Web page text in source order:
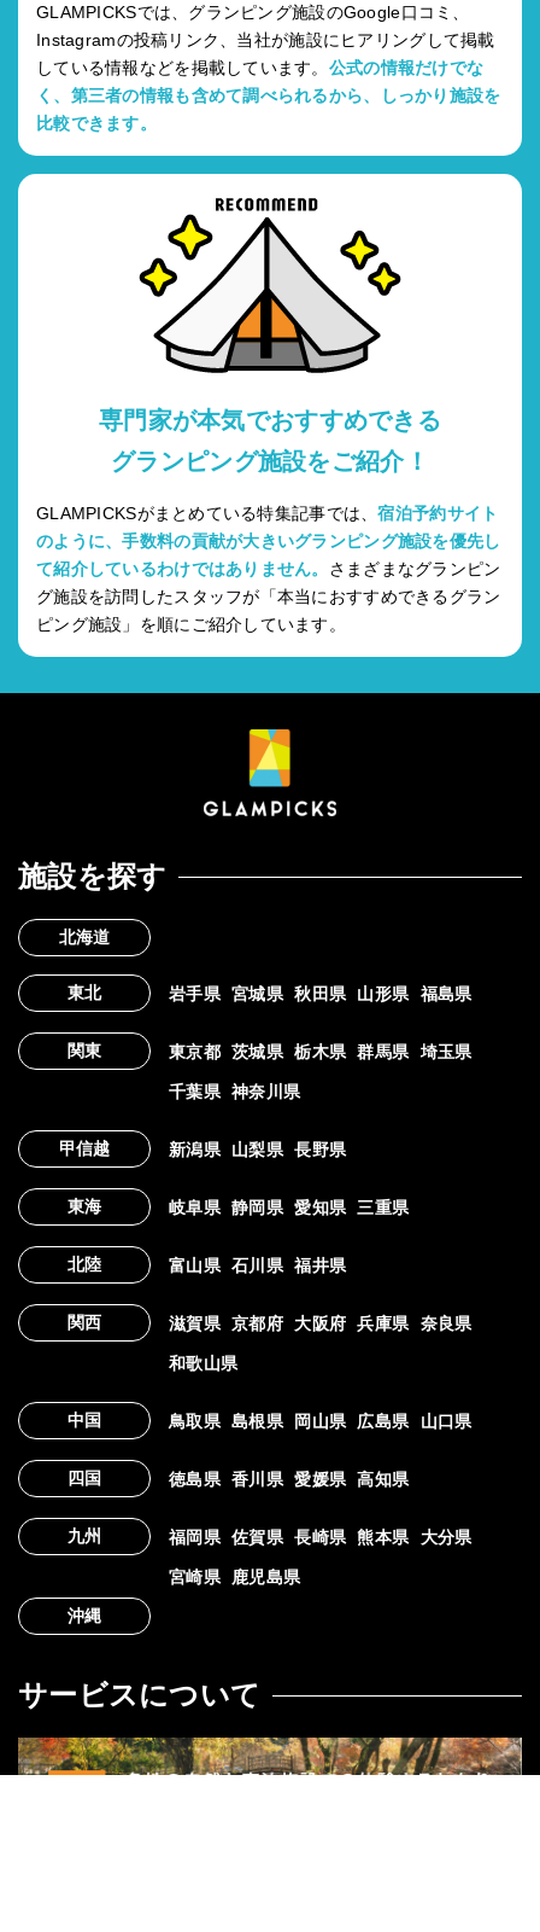
GLAMPICKSでは、グランピング施設のGoogle口コミ、
Instagramの投稿リンク、当社が施設にヒアリングして掲載
している情報などを掲載しています。 公式の情報だけでな
く、第三者の情報も含めて調べられるから、しっかり施設を
比較できます。
専門家が本気でおすすめできる
グランピング施設をご紹介！
GLAMPICKSがまとめている特集記事では、宿泊予約サイト
のように、手数料の貢献が大きいグランピング施設を優先し
て紹介しているわけではありません。 さまざまなグランピン
グ施設を訪問したスタッフが「本当におすすめできるグラン
ピング施設」を順にご紹介しています。
施設を探す
北海道
東北 岩手県 宮城県 秋田県 山形県 福島県
関東 東京都 茨城県 栃木県 群馬県 埼玉県
千葉県 神奈川県
甲信越 新潟県 山梨県 長野県
東海 岐阜県 静岡県 愛知県 三重県
北陸 富山県 石川県 福井県
関西 滋賀県 京都府 大阪府 兵庫県 奈良県
和歌山県
中国 鳥取県 島根県 岡山県 広島県 山口県
四国 徳島県 香川県 愛媛県 高知県
九州 福岡県 佐賀県 長崎県 熊本県 大分県
宮崎県
鹿児島県
沖縄
サービスについて